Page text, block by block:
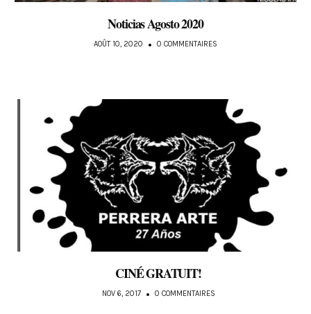
Noticias Agosto 2020
AOÛT 10, 2020 0 COMMENTAIRES
CINÉ GRATUIT!
NOV 6, 2017 0 COMMENTAIRES